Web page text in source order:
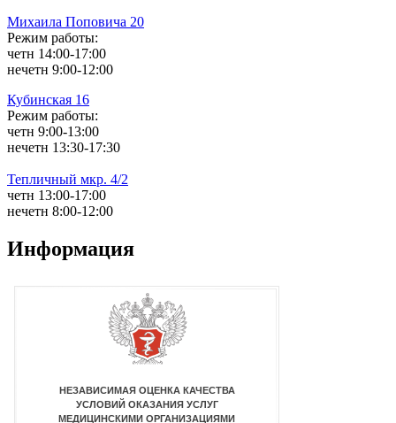
Михаила Поповича 20
Режим работы:
четн 14:00-17:00
нечетн 9:00-12:00
Кубинская 16
Режим работы:
четн 9:00-13:00
нечетн 13:30-17:30
Тепличный мкр. 4/2
четн 13:00-17:00
нечетн 8:00-12:00
Информация